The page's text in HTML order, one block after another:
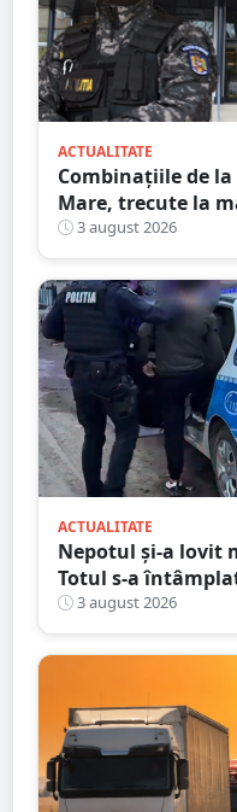
ACTUALITATE
Combinațiile de
Mare, trecute la
ministrului
3 august 2026
ACTUALITATE
Nepotul și-a lovit
Totul s-a
Mare
3 august 2026